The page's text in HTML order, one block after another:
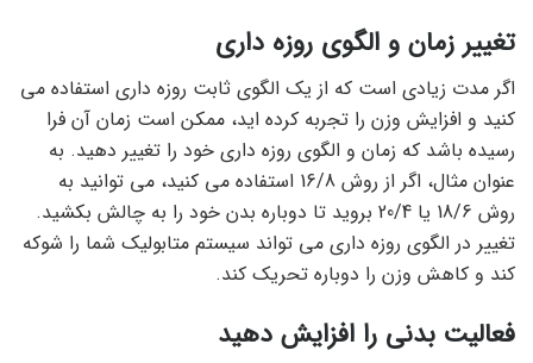
تغییر زمان و الگوی روزه داری
اگر مدت زیادی است که از یک الگوی ثابت روزه داری استفاده می
کنید و افزایش وزن را تجربه کرده اید، ممکن است زمان آن فرا
رسیده باشد که زمان و الگوی روزه داری خود را تغییر دهید. به
عنوان مثال، اگر از روش 16/8 استفاده می کنید، می توانید به
روش 18/6 یا 20/4 بروید تا دوباره بدن خود را به چالش بکشید.
تغییر در الگوی روزه داری می تواند سیستم متابولیک شما را شوکه
کند و کاهش وزن را دوباره تحریک کند.
فعالیت بدنی را افزایش دهید